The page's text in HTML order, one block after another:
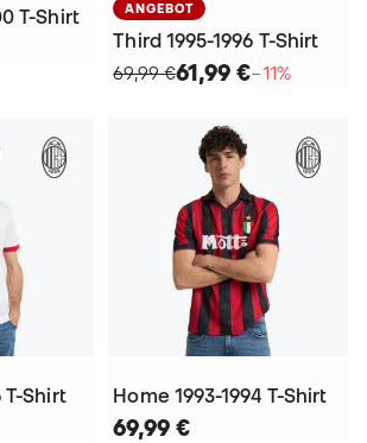
T-Shirt ANGEBOT
Third 1995-1996 T-Shirt
69,99 €61,99 €−11%
T-Shirt Home 1993-1994 T-Shirt
69,99 €